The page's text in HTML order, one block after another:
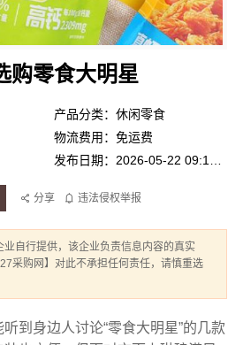
购零食大明星
产品分类：休闲零食
物流费用：免运费
分享 违法侵权举报
自行提供，该企业负责信息内容的真实
采购网】对此不承担任何责任，请慎重选
到身边人讨论“零食大明星”的几款